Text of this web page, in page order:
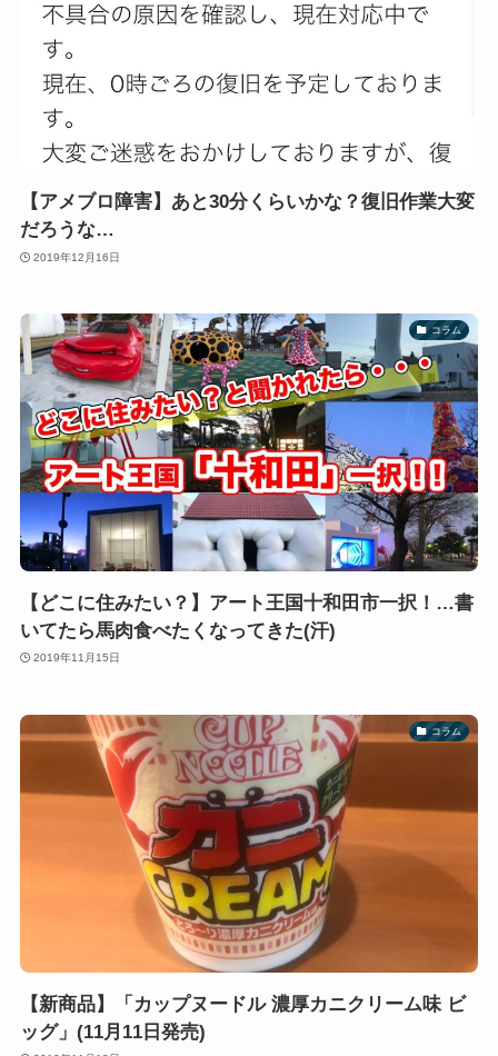
【アメブロ障害】あと30分くらいかな？復旧作業大変
だろうな…
2019年12月16日
コラム
【どこに住みたい？】アート王国十和田市一択！…書
いてたら馬肉食べたくなってきた(汗)
2019年11月15日
コラム
【新商品】「カップヌードル 濃厚カニクリーム味 ビ
ッグ」(11月11日発売)